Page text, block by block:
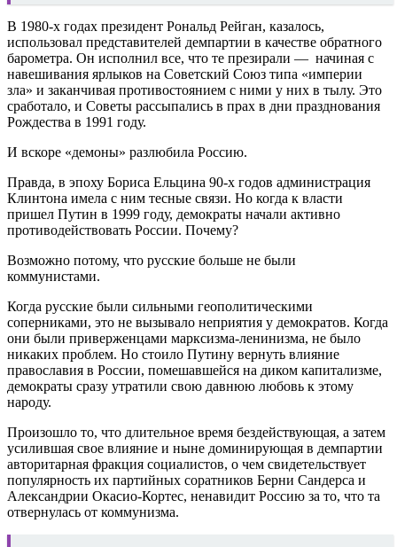
В 1980-х годах президент Рональд Рейган, казалось,
использовал представителей демпартии в качестве обратного
барометра. Он исполнил все, что те презирали — начиная с
навешивания ярлыков на Советский Союз типа «империи
зла» и заканчивая противостоянием c ними у них в тылу. Это
сработало, и Советы рассыпались в прах в дни празднования
Рождества в 1991 году.
И вскоре «демоны» разлюбила Россию.
Правда, в эпоху Бориса Ельцина 90-х годов администрация
Клинтона имела с ним тесные связи. Но когда к власти
пришел Путин в 1999 году, демократы начали активно
противодействовать России. Почему?
Возможно потому, что русские больше не были
коммунистами.
Когда русские были сильными геополитическими
соперниками, это не вызывало неприятия у демократов. Когда
они были приверженцами марксизма-ленинизма, не было
никаких проблем. Но стоило Путину вернуть влияние
православия в России, помешавшейся на диком капитализме,
демократы сразу утратили свою давнюю любовь к этому
народу.
Произошло то, что длительное время бездействующая, а затем
усилившая свое влияние и ныне доминирующая в демпартии
авторитарная фракция социалистов, о чем свидетельствует
популярность их партийных соратников Берни Сандерса и
Александрии Окасио-Кортес, ненавидит Россию за то, что та
отвернулась от коммунизма.